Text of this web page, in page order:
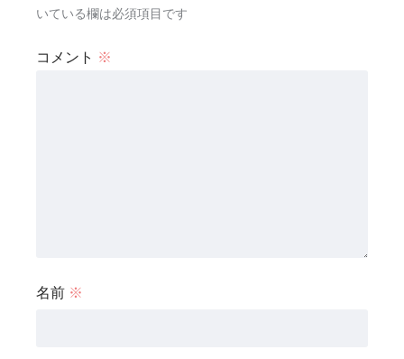
いている欄は必須項目です
コメント ※
名前 ※